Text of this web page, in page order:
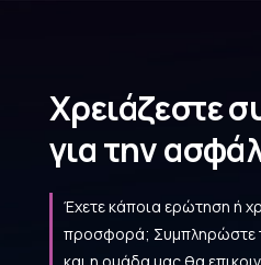
Χρειάζεστε
για την
Έχετε κάποια ερώτηση ή
προσφορά; Συμπληρώστε
και η ομάδα μας θα